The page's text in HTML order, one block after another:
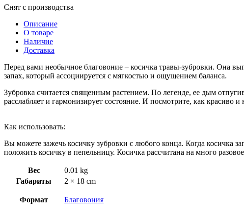
Снят с производства
Описание
О товаре
Наличие
Доставка
Перед вами необычное благовоние – косичка травы-зубровки. Она
запах, который ассоциируется с мягкостью и ощущением баланса.
Зубровка считается священным растением. По легенде, ее дым
расслабляет и гармонизирует состояние. И посмотрите, как красиво
Как использовать:
Вы можете зажечь косичку зубровки с любого конца. Когда косичка
положить косичку в пепельницу. Косичка рассчитана на много
Вес
0.01 kg
Габариты
2 × 18 cm
Формат Благовония